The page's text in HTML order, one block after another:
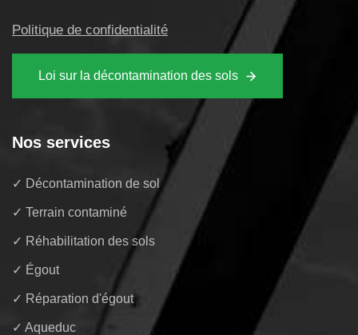
Politique de confidentialité
Loi sur la décontamination des sols
Nos services
✓ Décontamination de sol
✓ Terrain contaminé
✓ Réhabilitation des sols
✓ Égout
✓ Réparation d'égout
✓ Aqueduc